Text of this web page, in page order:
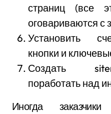
страниц (все
оговариваются с
Установить
кнопки и
Создать
поработать над
Иногда